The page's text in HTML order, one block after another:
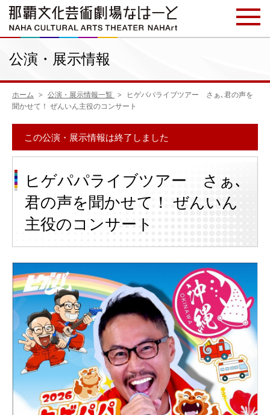
公演・展示情報
ホーム 公演・展示情報一覧
ヒゲパパライブツアー さぁ､君の声を
聞かせて！ ぜんいん主役のコンサート
この公演・展示情報は終了しました
ヒゲパパライブツアー さぁ､
君の声を聞かせて！ ぜんいん
主役のコンサート